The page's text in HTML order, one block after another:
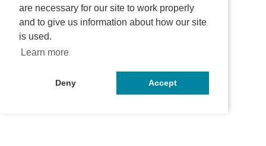
are necessary for our site to work properly
and to give us information about how our site
is used.
Learn more
Deny Accept